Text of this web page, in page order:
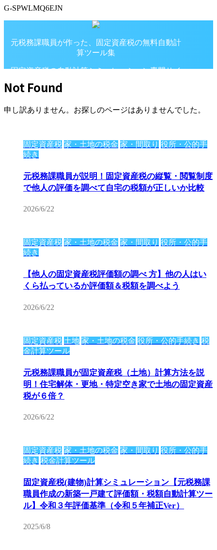
G-SPWLMQ6EJN
元税務課職員が作った、固定資産税の無料自動計
算ツール集
固定資産税の自動計算シミュレーション専門サイ
Not Found
申し訳ありません。お探しのページはありませんでした。
固定資産税 家・土地の税金 家・間取り 役所・公的手
続き
元税務課職員が説明！固定資産税の縦覧・閲覧制度
で他人の評価を調べて自宅の税額が正しいか比較
2026/6/22
固定資産税 家・土地の税金 家・間取り 役所・公的手
続き
【他人の固定資産税評価額の調べ 方】他の人はい
くら払っているか評価額＆税額を調べよう
2026/6/22
固定資産税 土地 家・土地の税金 役所・公的手続き 税
金計算ツール
元税務課職員が固定資産税（土地）計算方法を説
明！住宅解体・更地・特定空き家で土地の固定資産
税が６倍？
2026/6/22
固定資産税 家・土地の税金 家・間取り 役所・公的手
続き 税金計算ツール
固定資産税(建物)計算シミュレーション【元税務課
職員作成の新築一戸建て評価額・税額自動計算ツー
ル】令和３年評価基準（令和５年補正Ver）
2025/6/8